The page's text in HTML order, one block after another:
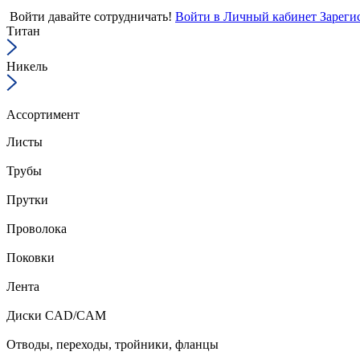
Войти давайте сотрудничать! Войти в Личный кабинет
Титан
Никель
Ассортимент
Листы
Трубы
Прутки
Проволока
Поковки
Лента
Диски CAD/CAM
Отводы, переходы, тройники, фланцы